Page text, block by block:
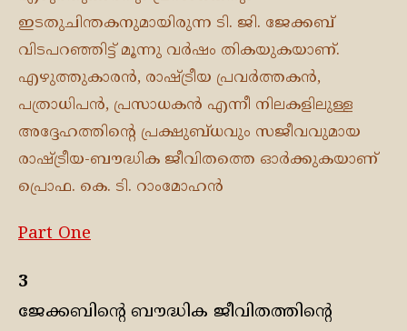
ഇടതുചിന്തകനുമായിരുന്ന ടി. ജി. ജേക്കബ്
വിടപറഞ്ഞിട്ട് മൂന്നു വർഷം തികയുകയാണ്.
എഴുത്തുകാരൻ, രാഷ്ട്രീയ പ്രവർത്തകൻ,
പത്രാധിപൻ, പ്രസാധകൻ എന്നീ നിലകളിലുള്ള
അദ്ദേഹത്തിന്റെ പ്രക്ഷുബ്ധവും സജീവവുമായ
രാഷ്ട്രീയ-ബൗദ്ധിക ജീവിതത്തെ ഓർക്കുകയാണ്
പ്രൊഫ. കെ. ടി. റാംമോഹൻ
Part One
3
ജേക്കബിന്റെ ബൗദ്ധിക ജീവിതത്തിൻ്റെ